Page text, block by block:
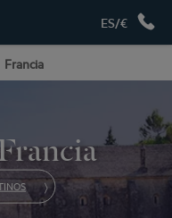
ES/€
Francia